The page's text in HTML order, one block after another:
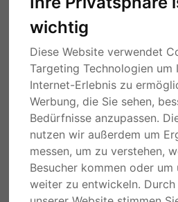
wichtig
Diese Website verwendet
Targeting Technologien um
Internet-Erlebnis zu
Werbung, die Sie sehen,
Bedürfnisse anzupassen.
nutzen wir außerdem um
messen, um zu verstehen,
Besucher kommen oder um
weiter zu entwickeln.